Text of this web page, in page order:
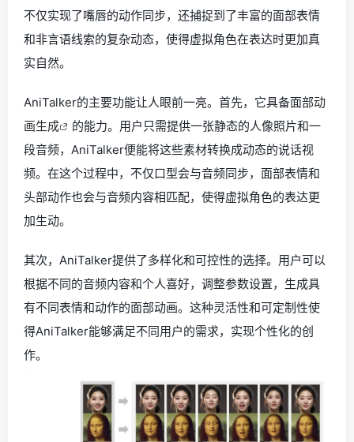
不仅实现了嘴唇的动作同步，还捕捉到了丰富的面部表情
和非言语线索的复杂动态，使得虚拟角色在表达时更加真
实自然。
AniTalker的主要功能让人眼前一亮。首先，它具备面部动
画生成
的能力。用户只需提供一张静态的人像照片和一
段音频，AniTalker便能将这些素材转换成动态的说话视
频。在这个过程中，不仅口型会与音频同步，面部表情和
头部动作也会与音频内容相匹配，使得虚拟角色的表达更
加生动。
其次，AniTalker提供了多样化和可控性的选择。用户可以
根据不同的音频内容和个人喜好，调整参数设置，生成具
有不同表情和动作的面部动画。这种灵活性和可定制性使
得AniTalker能够满足不同用户的需求，实现个性化的创
作。